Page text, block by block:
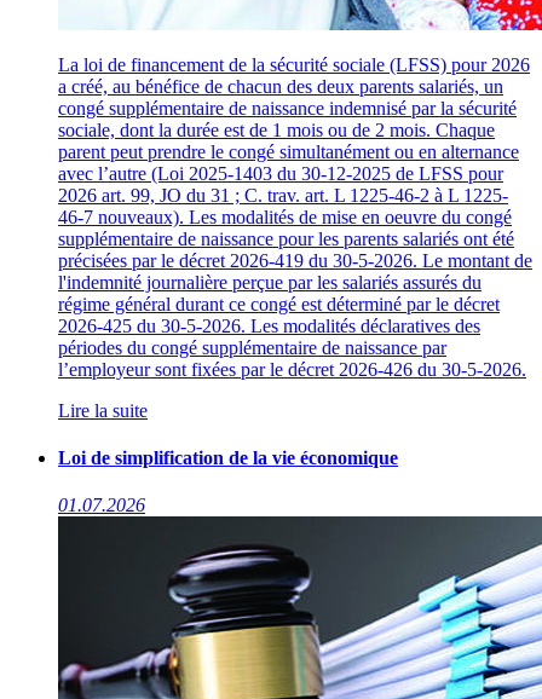
La loi de financement de la sécurité sociale (LFSS) pour 2026
a créé, au bénéfice de chacun des deux parents salariés, un
congé supplémentaire de naissance indemnisé par la sécurité
sociale, dont la durée est de 1 mois ou de 2 mois. Chaque
parent peut prendre le congé simultanément ou en alternance
avec l’autre (Loi 2025-1403 du 30-12-2025 de LFSS pour
2026 art. 99, JO du 31 ; C. trav. art. L 1225-46-2 à L 1225-
46-7 nouveaux). Les modalités de mise en oeuvre du congé
supplémentaire de naissance pour les parents salariés ont été
précisées par le décret 2026-419 du 30-5-2026. Le montant de
l'indemnité journalière perçue par les salariés assurés du
régime général durant ce congé est déterminé par le décret
2026-425 du 30-5-2026. Les modalités déclaratives des
périodes du congé supplémentaire de naissance par
l’employeur sont fixées par le décret 2026-426 du 30-5-2026.
Lire la suite
Loi de simplification de la vie économique
01.07.2026